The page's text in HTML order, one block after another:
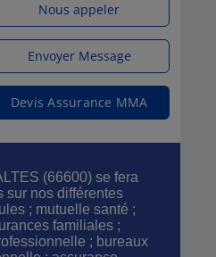
Nous appeler
Envoyer Message
Devis Assurance MMA
(66600) se fera
sur nos différentes
; mutuelle santé ;
familiales ;
; bureaux